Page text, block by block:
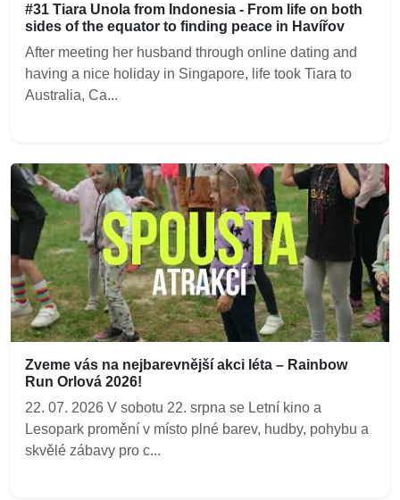
#31 Tiara Unola from Indonesia - From life on both
sides of the equator to finding peace in Havířov
After meeting her husband through online dating and
having a nice holiday in Singapore, life took Tiara to
Australia, Ca...
Zveme vás na nejbarevnější akci léta – Rainbow
Run Orlová 2026!
22. 07. 2026 V sobotu 22. srpna se Letní kino a
Lesopark promění v místo plné barev, hudby, pohybu a
skvělé zábavy pro c...